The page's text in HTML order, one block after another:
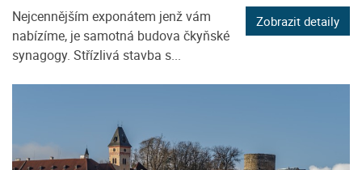
Nejcennějším exponátem jenž vám
nabízíme, je samotná budova čkyňské
synagogy. Střízlivá stavba s...
Zobrazit detaily